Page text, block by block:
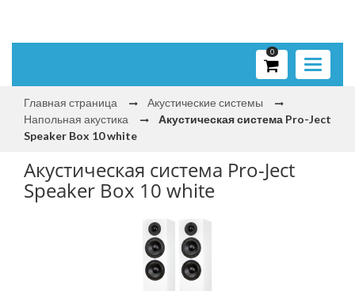
Toggle
0
Главная страница
Акустические системы
Напольная акустика
Акустическая система Pro-Ject
Speaker Box 10 white
Акустическая система Pro-Ject
Speaker Box 10 white